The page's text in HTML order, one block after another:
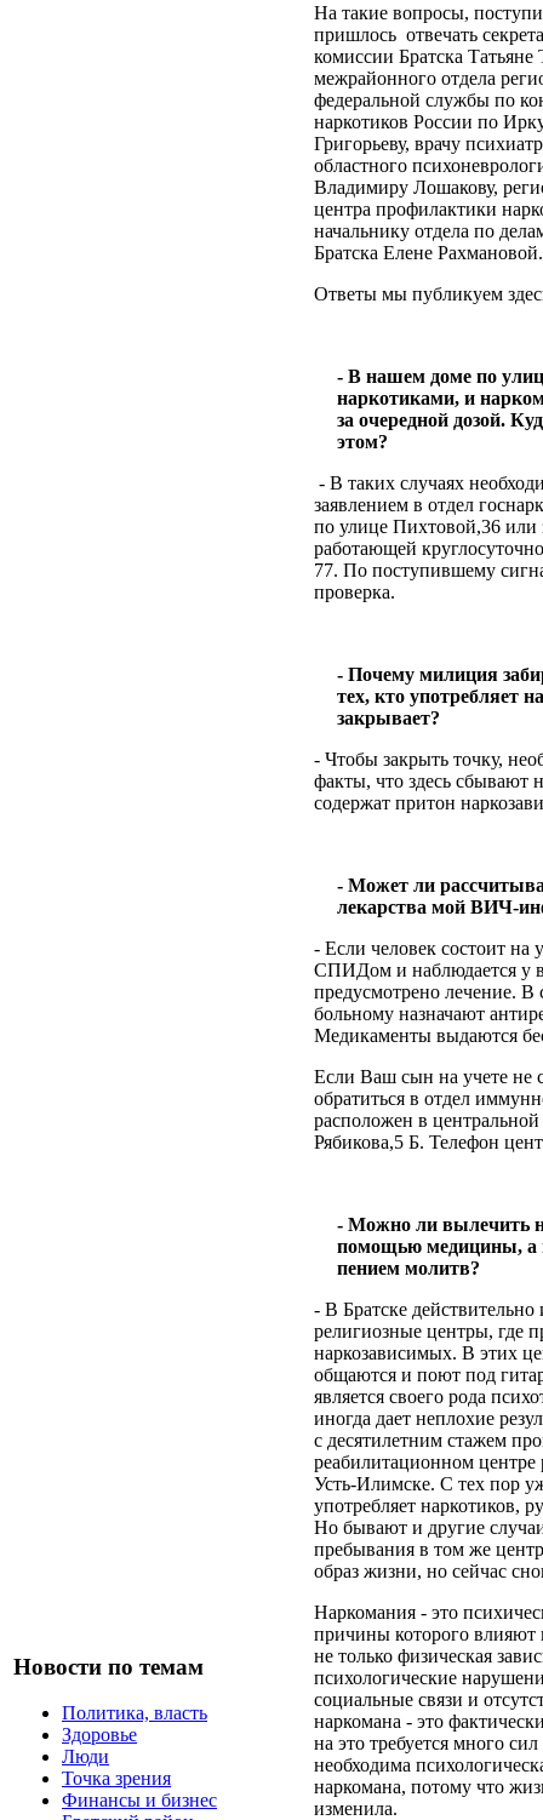
Новости по темам
Политика, власть
Здоровье
Люди
Точка зрения
Финансы и бизнес
На такие вопросы,
пришлось отвечать
комиссии Братска Татьяне
межрайонного отдела
федеральной службы по
наркотиков России по
Григорьеву, врачу
областного
Владимиру Лошакову,
центра профилактики
начальнику отдела по
Братска Елене Рахмановой.
Ответы мы публикуем
- В нашем доме по
наркотиками, и
за очередной дозой.
этом?
- В таких случаях
заявлением в отдел
по улице Пихтовой,36 или
работающей
77. По поступившему
проверка.
- Почему милиция
тех, кто употребляет
закрывает?
- Чтобы закрыть точку,
факты, что здесь сбывают
содержат притон
- Может ли
лекарства мой ВИЧ-
- Если человек состоит на
СПИДом и наблюдается у
предусмотрено лечение. В
больному назначают
Медикаменты выдаются
Если Ваш сын на учете не
обратиться в отдел
расположен в
Рябикова,5 Б. Телефон
- Можно ли вылечить
помощью медицины, а
пением молитв?
- В Братске
религиозные центры, где
наркозависимых. В этих
общаются и поют под
является своего рода
иногда дает неплохие
с десятилетним стажем
реабилитационном
Усть-Илимске. С тех пор
употребляет наркотиков,
Но бывают и другие
пребывания в том же
образ жизни, но сейчас
Наркомания - это
причины которого
не только физическая
психологические
социальные связи и
наркомана - это
на это требуется много
необходима
наркомана, потому что
изменила.